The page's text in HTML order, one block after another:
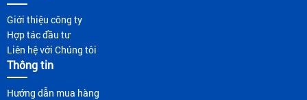
Giới thiệu công ty
Hợp tác đầu tư
Liên hệ với Chúng tôi
Thông tin
Hướng dẫn mua hàng